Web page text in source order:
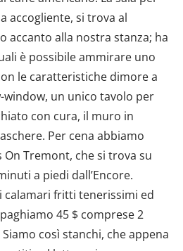
accogliente, si trova al
accanto alla nostra stanza; ha
è possibile ammirare uno
le caratteristiche dimore a
window, un unico tavolo per
con cura, il muro in
Per cena abbiamo
On Tremont, che si trova su
a piedi dall’Encore.
calamari fritti tenerissimi ed
45 $ comprese 2
così stanchi, che appena